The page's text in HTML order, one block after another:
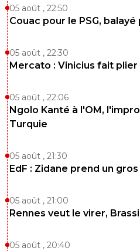
05 août , 22:50
Couac pour le PSG,
05 août , 22:30
Mercato : Vinicius fait plier
05 août , 22:06
Ngolo Kanté à l'OM,
Turquie
05 août , 21:30
EdF : Zidane prend un
05 août , 21:00
Rennes veut le virer,
05 août , 20:40